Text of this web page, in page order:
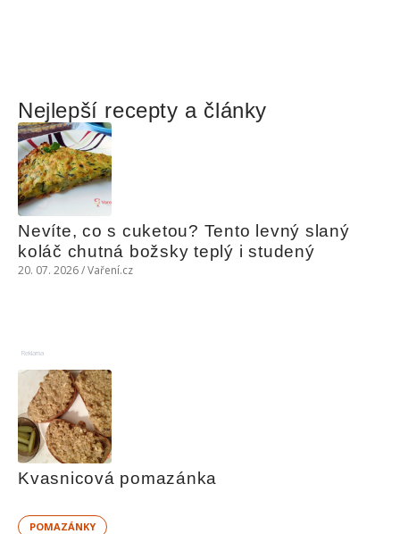
Nejlepší recepty a články
Nevíte, co s cuketou? Tento levný slaný
koláč chutná božsky teplý i studený
20. 07. 2026 / Vaření.cz
Reklama
Kvasnicová pomazánka
POMAZÁNKY